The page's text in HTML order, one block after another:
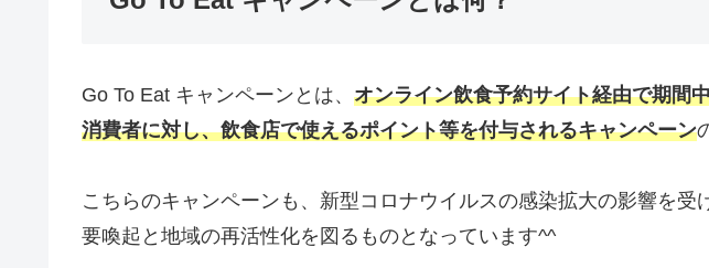
Go To Eat キャンペーンとは、 オンライン飲食予約サイト経由で期間
消費者に対し、飲食店で使えるポイント等を付与されるキャンペーン
こちらのキャンペーンも、新型コロナウイルスの感染拡大の影響を受
要喚起と地域の再活性化を図るものとなっています^^